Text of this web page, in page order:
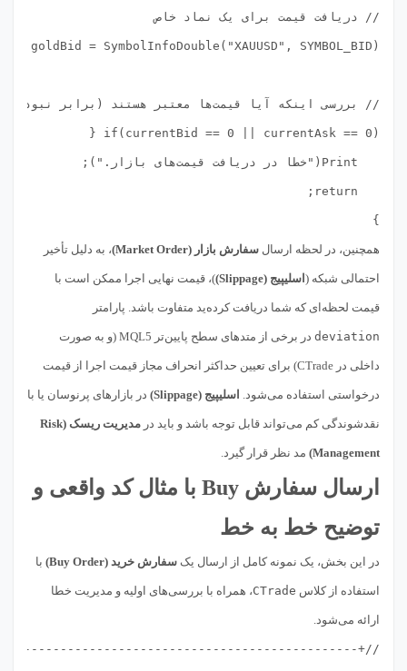
}
همچنین، در لحظه ارسال سفارش بازار (Market Order) ، به دلیل تأخیر
احتمالی شبکه ( اسلیپیج (Slippage) )، قیمت نهایی اجرا ممکن است با
قیمت لحظه‌ای که شما دریافت کرده‌ید متفاوت باشد. پارامتر
deviation در برخی از متدهای سطح پایین‌تر MQL5 (و به صورت
داخلی در CTrade) برای تعیین حداکثر انحراف مجاز قیمت اجرا از قیمت
درخواستی استفاده می‌شود. اسلیپیج (Slippage) در بازارهای پرنوسان یا با
نقدشوندگی کم می‌تواند قابل توجه باشد و باید در مدیریت ریسک (Risk
Management) مد نظر قرار گیرد.
ارسال سفارش Buy با مثال کد واقعی و
توضیح خط به خط
در این بخش، یک نمونه کامل از ارسال یک سفارش خرید (Buy Order) با
استفاده از کلاس CTrade، همراه با بررسی‌های اولیه و مدیریت خطا
ارائه می‌شود.